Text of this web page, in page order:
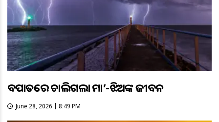
ବଜ୍ରପାତରେ ଚାଲିଗଲା ମା’-ଝିଅଙ୍କ ଜୀବନ
June 28, 2026 | 8:49 PM